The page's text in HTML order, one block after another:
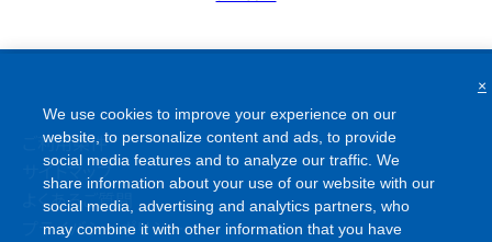
ご利用条件
サイトマップ
よくあるご質問
プライバシーポリシー
We use cookies to improve your experience on our
website, to personalize content and ads, to provide
social media features and to analyze our traffic. We
share information about your use of our website with our
social media, advertising and analytics partners, who
may combine it with other information that you have
×